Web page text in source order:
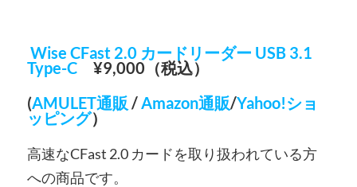
Wise CFast 2.0 カードリーダー USB 3.1
Type-C¥9,000（税込）
(AMULET通販 / Amazon通販/Yahoo!ショ
ッピング）
高速なCFast 2.0 カードを取り扱われている方
への商品です。